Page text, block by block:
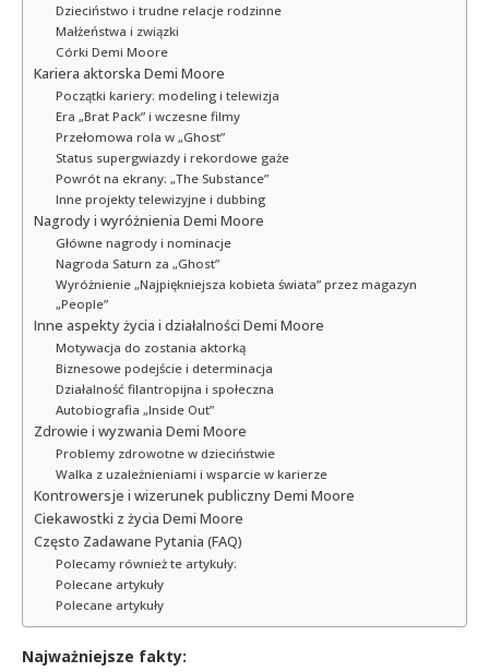
Dzieciństwo i trudne relacje rodzinne
Małżeństwa i związki
Córki Demi Moore
Kariera aktorska Demi Moore
Początki kariery: modeling i telewizja
Era „Brat Pack” i wczesne filmy
Przełomowa rola w „Ghost”
Status supergwiazdy i rekordowe gaże
Powrót na ekrany: „The Substance”
Inne projekty telewizyjne i dubbing
Nagrody i wyróżnienia Demi Moore
Główne nagrody i nominacje
Nagroda Saturn za „Ghost”
Wyróżnienie „Najpiękniejsza kobieta świata” przez magazyn
„People”
Inne aspekty życia i działalności Demi Moore
Motywacja do zostania aktorką
Biznesowe podejście i determinacja
Działalność filantropijna i społeczna
Autobiografia „Inside Out”
Zdrowie i wyzwania Demi Moore
Problemy zdrowotne w dzieciństwie
Walka z uzależnieniami i wsparcie w karierze
Kontrowersje i wizerunek publiczny Demi Moore
Ciekawostki z życia Demi Moore
Często Zadawane Pytania (FAQ)
Polecamy również te artykuły:
Polecane artykuły
Polecane artykuły
Najważniejsze fakty: